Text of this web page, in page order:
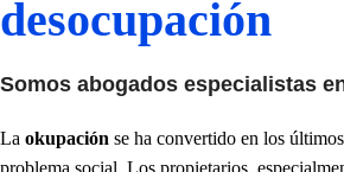
desocupación
Somos abogados especialistas
La okupación se ha convertido en los
problema social. Los propietarios,